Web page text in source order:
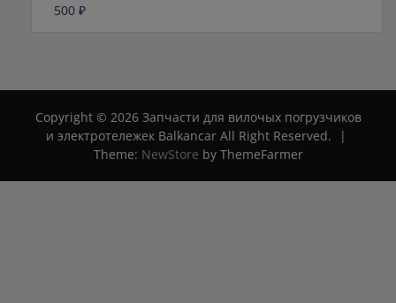
Оценка
500 ₽
Copyright © 2026 Запчасти для вилочых погрузчиков
и электротележек Balkancar All Right Reserved.
|
Theme: NewStore by ThemeFarmer